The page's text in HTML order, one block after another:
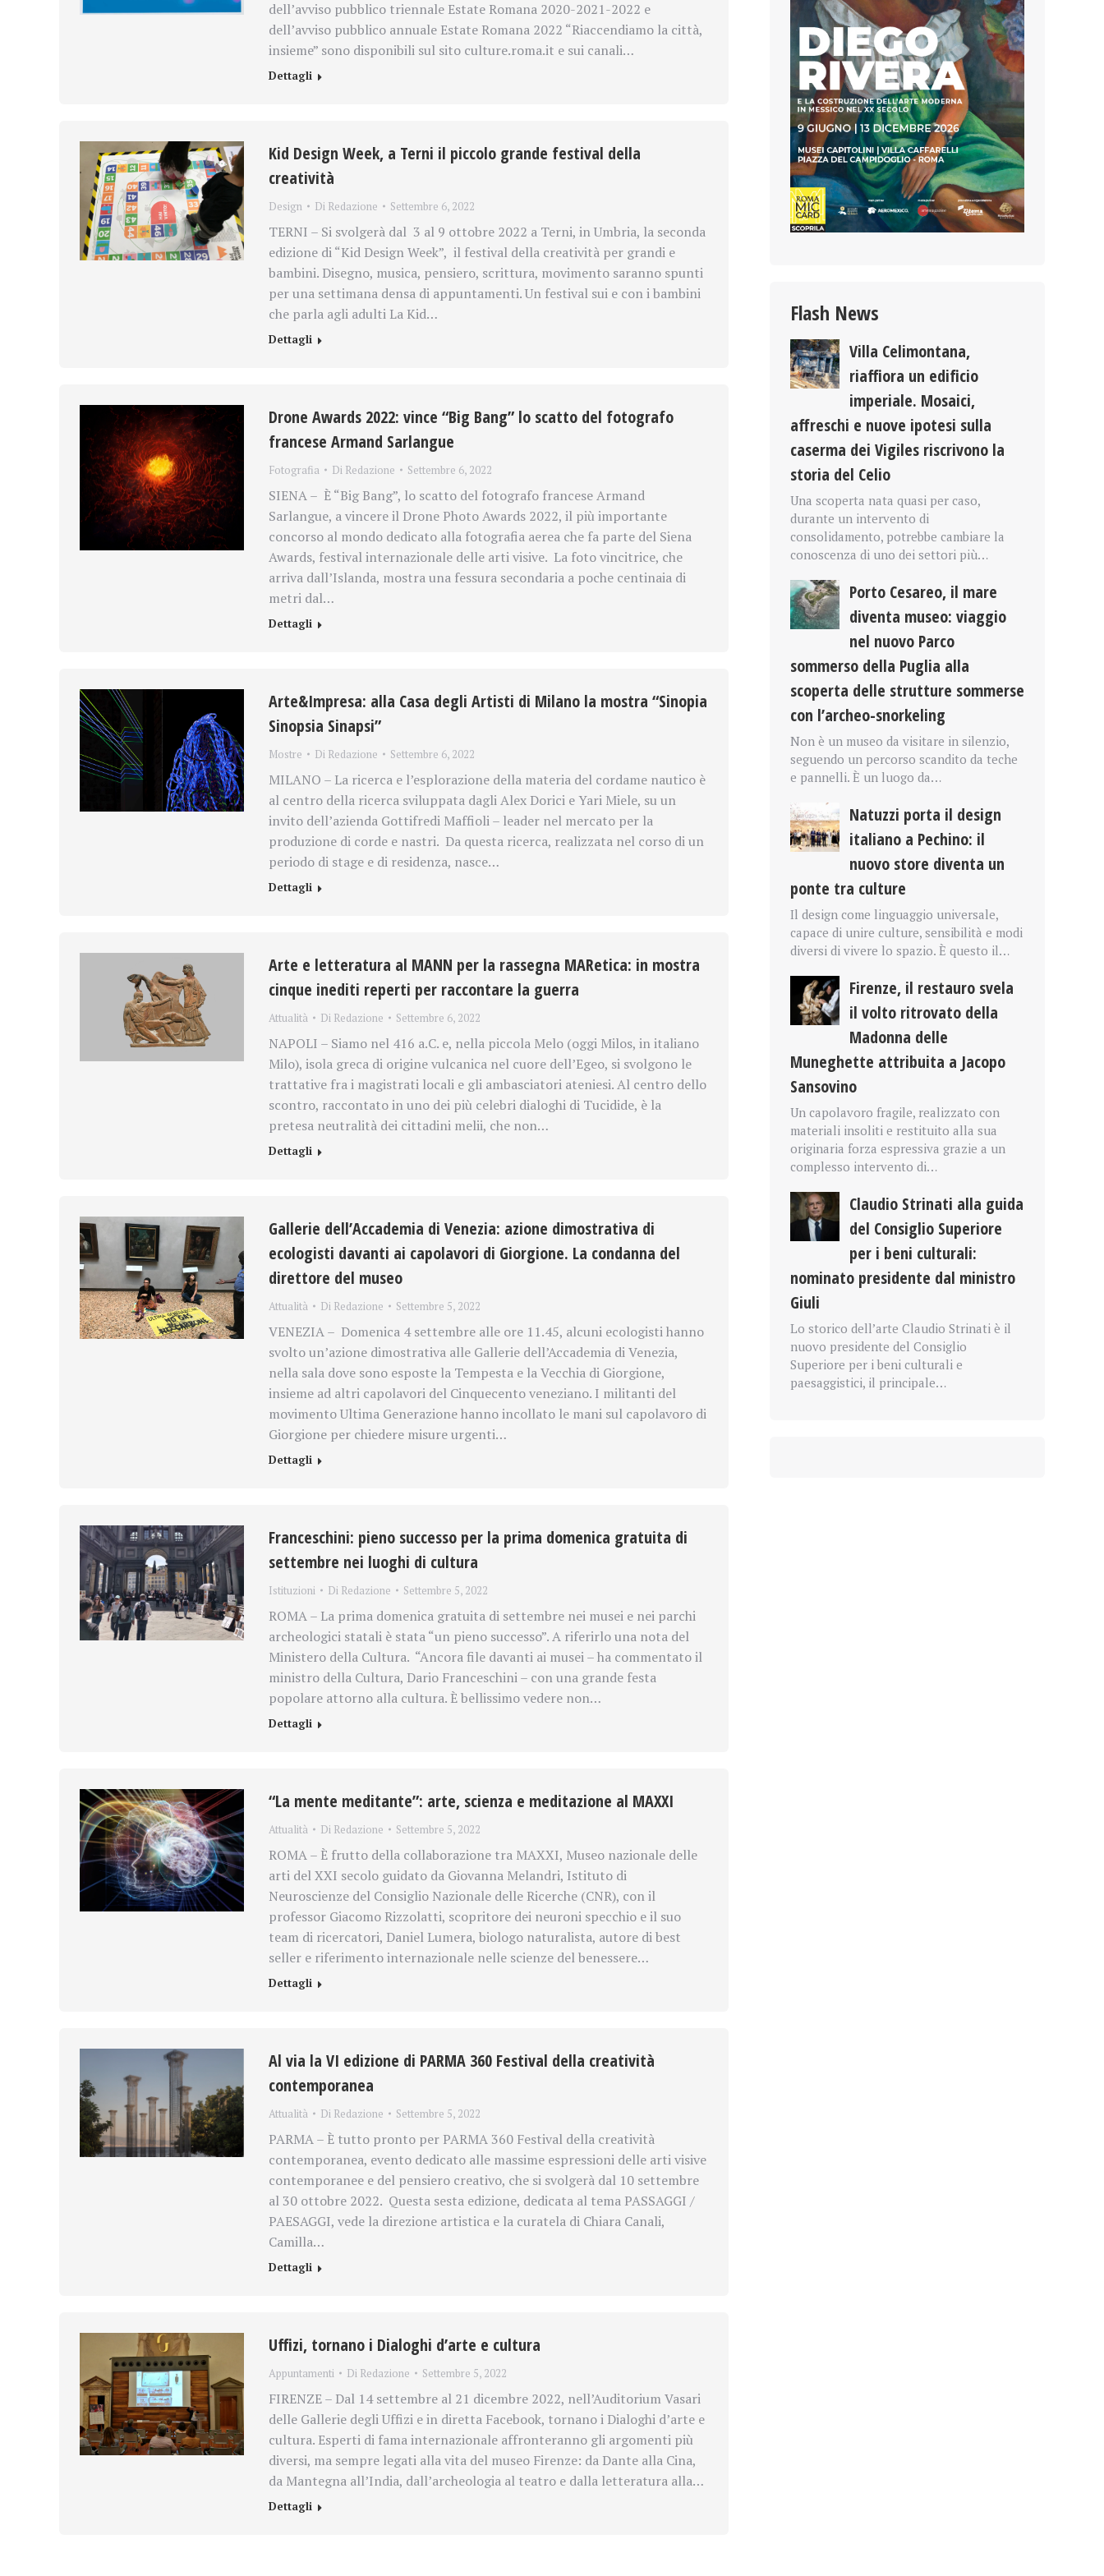
dell’avviso pubblico triennale Estate Romana 2020-2021-2022 e
dell’avviso pubblico annuale Estate Romana 2022 “Riaccendiamo la città,
insieme” sono disponibili sul sito culture.roma.it e sui canali…
Dettagli
Kid Design Week, a Terni il piccolo grande festival della
creatività
Design Di Redazione Settembre 6, 2022
TERNI – Si svolgerà dal 3 al 9 ottobre 2022 a Terni, in Umbria, la seconda
edizione di “Kid Design Week”, il festival della creatività per grandi e
bambini. Disegno, musica, pensiero, scrittura, movimento saranno spunti
per una settimana densa di appuntamenti. Un festival sui e con i bambini
che parla agli adulti La Kid…
Dettagli
Drone Awards 2022: vince “Big Bang” lo scatto del fotografo
francese Armand Sarlangue
Fotografia Di Redazione Settembre 6, 2022
SIENA – È “Big Bang”, lo scatto del fotografo francese Armand
Sarlangue, a vincere il Drone Photo Awards 2022, il più importante
concorso al mondo dedicato alla fotografia aerea che fa parte del Siena
Awards, festival internazionale delle arti visive. La foto vincitrice, che
arriva dall’Islanda, mostra una fessura secondaria a poche centinaia di
metri dal…
Dettagli
Arte&Impresa: alla Casa degli Artisti di Milano la mostra “Sinopia
Sinopsia Sinapsi”
Mostre Di Redazione Settembre 6, 2022
MILANO – La ricerca e l’esplorazione della materia del cordame nautico è
al centro della ricerca sviluppata dagli Alex Dorici e Yari Miele, su un
invito dell’azienda Gottifredi Maffioli – leader nel mercato per la
produzione di corde e nastri. Da questa ricerca, realizzata nel corso di un
periodo di stage e di residenza, nasce…
Dettagli
Arte e letteratura al MANN per la rassegna MARetica: in mostra
cinque inediti reperti per raccontare la guerra
Attualità Di Redazione Settembre 6, 2022
NAPOLI – Siamo nel 416 a.C. e, nella piccola Melo (oggi Milos, in italiano
Milo), isola greca di origine vulcanica nel cuore dell’Egeo, si svolgono le
trattative fra i magistrati locali e gli ambasciatori ateniesi. Al centro dello
scontro, raccontato in uno dei più celebri dialoghi di Tucidide, è la
pretesa neutralità dei cittadini melii, che non…
Dettagli
Gallerie dell’Accademia di Venezia: azione dimostrativa di
ecologisti davanti ai capolavori di Giorgione. La condanna del
direttore del museo
Attualità Di Redazione Settembre 5, 2022
VENEZIA – Domenica 4 settembre alle ore 11.45, alcuni ecologisti hanno
svolto un’azione dimostrativa alle Gallerie dell’Accademia di Venezia,
nella sala dove sono esposte la Tempesta e la Vecchia di Giorgione,
insieme ad altri capolavori del Cinquecento veneziano. I militanti del
movimento Ultima Generazione hanno incollato le mani sul capolavoro di
Giorgione per chiedere misure urgenti…
Dettagli
Franceschini: pieno successo per la prima domenica gratuita di
settembre nei luoghi di cultura
Istituzioni Di Redazione Settembre 5, 2022
ROMA – La prima domenica gratuita di settembre nei musei e nei parchi
archeologici statali è stata “un pieno successo”. A riferirlo una nota del
Ministero della Cultura. “Ancora file davanti ai musei – ha commentato il
ministro della Cultura, Dario Franceschini – con una grande festa
popolare attorno alla cultura. È bellissimo vedere non…
Dettagli
“La mente meditante”: arte, scienza e meditazione al MAXXI
Attualità Di Redazione Settembre 5, 2022
ROMA – È frutto della collaborazione tra MAXXI, Museo nazionale delle
arti del XXI secolo guidato da Giovanna Melandri, Istituto di
Neuroscienze del Consiglio Nazionale delle Ricerche (CNR), con il
professor Giacomo Rizzolatti, scopritore dei neuroni specchio e il suo
team di ricercatori, Daniel Lumera, biologo naturalista, autore di best
seller e riferimento internazionale nelle scienze del benessere…
Dettagli
Al via la VI edizione di PARMA 360 Festival della creatività
contemporanea
Attualità Di Redazione Settembre 5, 2022
PARMA – È tutto pronto per PARMA 360 Festival della creatività
contemporanea, evento dedicato alle massime espressioni delle arti visive
contemporanee e del pensiero creativo, che si svolgerà dal 10 settembre
al 30 ottobre 2022. Questa sesta edizione, dedicata al tema PASSAGGI /
PAESAGGI, vede la direzione artistica e la curatela di Chiara Canali,
Camilla…
Dettagli
Uffizi, tornano i Dialoghi d’arte e cultura
Appuntamenti Di Redazione Settembre 5, 2022
FIRENZE – Dal 14 settembre al 21 dicembre 2022, nell’Auditorium Vasari
delle Gallerie degli Uffizi e in diretta Facebook, tornano i Dialoghi d’arte e
cultura. Esperti di fama internazionale affronteranno gli argomenti più
diversi, ma sempre legati alla vita del museo Firenze: da Dante alla Cina,
da Mantegna all’India, dall’archeologia al teatro e dalla letteratura alla…
Dettagli
Flash News
Villa Celimontana,
riaffiora un edificio
imperiale. Mosaici,
affreschi e nuove ipotesi sulla
caserma dei Vigiles riscrivono la
storia del Celio
Una scoperta nata quasi per caso,
durante un intervento di
consolidamento, potrebbe cambiare la
conoscenza di uno dei settori più…
Porto Cesareo, il mare
diventa museo: viaggio
nel nuovo Parco
sommerso della Puglia alla
scoperta delle strutture sommerse
con l’archeo-snorkeling
Non è un museo da visitare in silenzio,
seguendo un percorso scandito da teche
e pannelli. È un luogo da…
Natuzzi porta il design
italiano a Pechino: il
nuovo store diventa un
ponte tra culture
Il design come linguaggio universale,
capace di unire culture, sensibilità e modi
diversi di vivere lo spazio. È questo il…
Firenze, il restauro svela
il volto ritrovato della
Madonna delle
Muneghette attribuita a Jacopo
Sansovino
Un capolavoro fragile, realizzato con
materiali insoliti e restituito alla sua
originaria forza espressiva grazie a un
complesso intervento di…
Claudio Strinati alla guida
del Consiglio Superiore
per i beni culturali:
nominato presidente dal ministro
Giuli
Lo storico dell’arte Claudio Strinati è il
nuovo presidente del Consiglio
Superiore per i beni culturali e
paesaggistici, il principale…